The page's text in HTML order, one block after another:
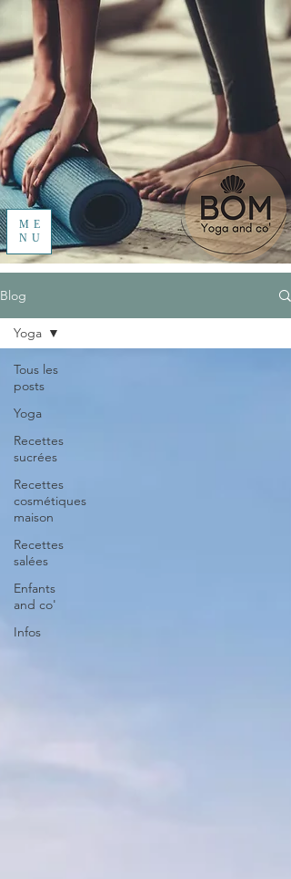
ME
NU
Blog
Tous les
posts
Yoga
Recettes
sucrées
Recettes
cosmétiques
maison
Recettes
salées
Enfants
and co'
Infos
Yoga